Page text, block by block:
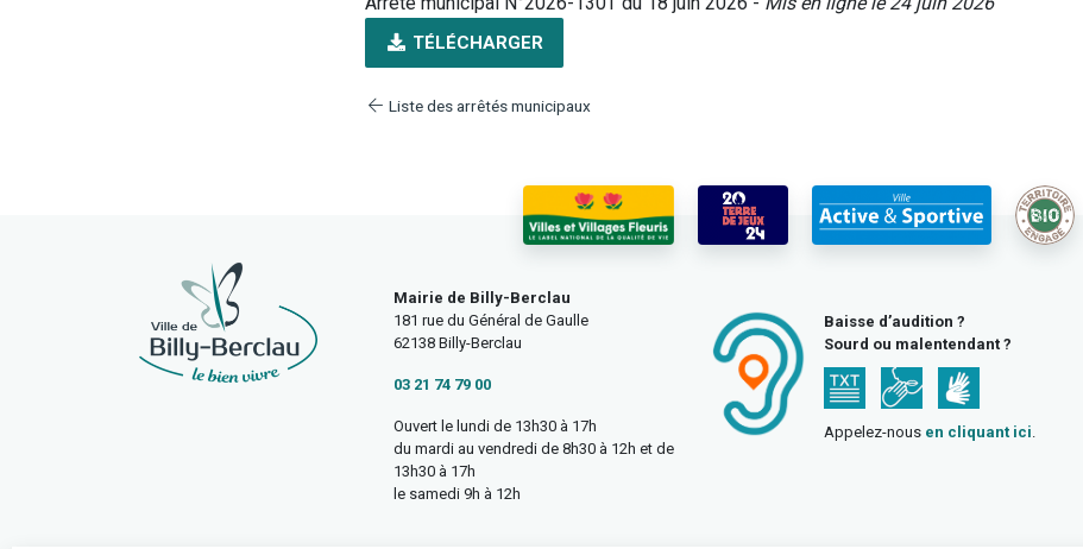
TÉLÉCHARGER
Liste des arrêtés municipaux
Mairie de Billy-Berclau
181 rue du Général de Gaulle
62138 Billy-Berclau
03 21 74 79 00
Ouvert le lundi de 13h30 à 17h
du mardi au vendredi de 8h30 à 12h et de
13h30 à 17h
le samedi 9h à 12h
Baisse d’audition ?
Sourd ou malentendant ?
Appelez-nous en cliquant ici.